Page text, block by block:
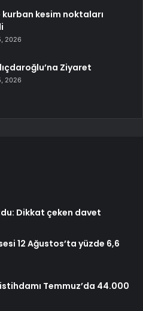
kurban kesim noktaları
2026
Ziyaret
2026
Dikkat çeken davet
12 Ağustos’ta yüzde 6,6
Temmuz’da 44.000